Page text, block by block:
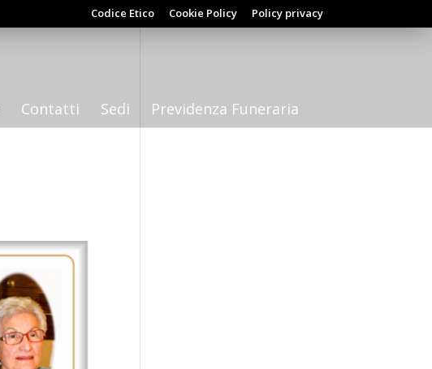
Codice Etico Cookie Policy Policy privacy
Contatti Sedi Previdenza Funeraria